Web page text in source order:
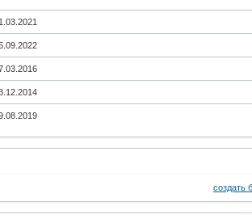
создать